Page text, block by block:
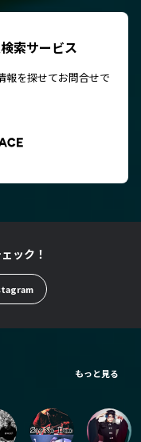
索サービス
報を探せてお問合せで
ック！
もっと見る